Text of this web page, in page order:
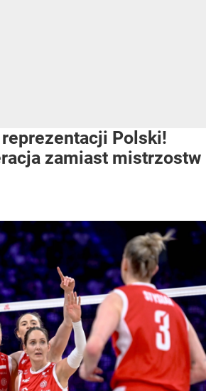
Polski!
zamiast mistrzostw